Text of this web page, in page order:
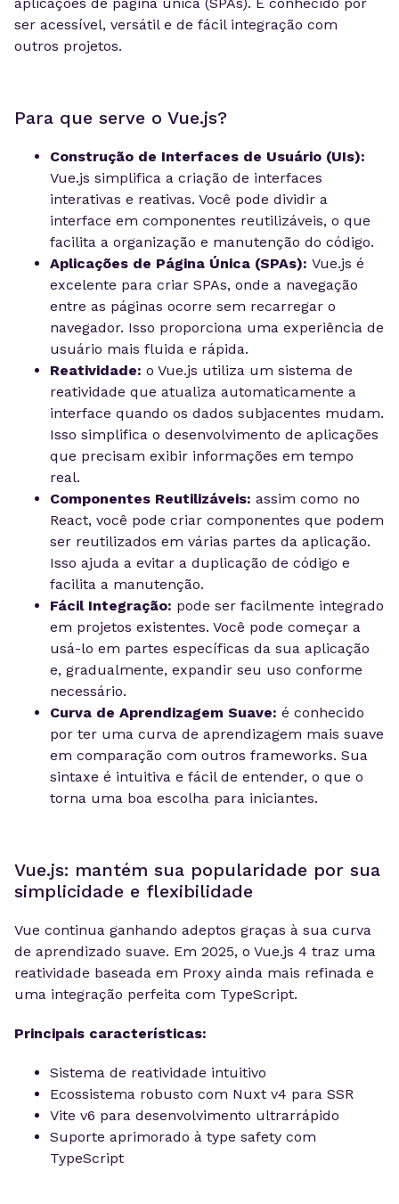
ser acessível, versátil e de fácil integração com
outros projetos.
Para que serve o Vue.js?
Construção de Interfaces de Usuário (UIs):
Vue.js simplifica a criação de interfaces
interativas e reativas. Você pode dividir a
interface em componentes reutilizáveis, o que
facilita a organização e manutenção do código.
Aplicações de Página Única (SPAs): Vue.js é
excelente para criar SPAs, onde a navegação
entre as páginas ocorre sem recarregar o
navegador. Isso proporciona uma experiência de
usuário mais fluida e rápida.
Reatividade: o Vue.js utiliza um sistema de
reatividade que atualiza automaticamente a
interface quando os dados subjacentes mudam.
Isso simplifica o desenvolvimento de aplicações
que precisam exibir informações em tempo
real.
Componentes Reutilizáveis: assim como no
React, você pode criar componentes que podem
ser reutilizados em várias partes da aplicação.
Isso ajuda a evitar a duplicação de código e
facilita a manutenção.
Fácil Integração: pode ser facilmente integrado
em projetos existentes. Você pode começar a
usá-lo em partes específicas da sua aplicação
e, gradualmente, expandir seu uso conforme
necessário.
Curva de Aprendizagem Suave: é conhecido
por ter uma curva de aprendizagem mais suave
em comparação com outros frameworks. Sua
sintaxe é intuitiva e fácil de entender, o que o
torna uma boa escolha para iniciantes.
Vue.js: mantém sua popularidade por sua
simplicidade e flexibilidade
Vue continua ganhando adeptos graças à sua curva
de aprendizado suave. Em 2025, o Vue.js 4 traz uma
reatividade baseada em Proxy ainda mais refinada e
uma integração perfeita com TypeScript.
Principais características:
Sistema de reatividade intuitivo
Ecossistema robusto com Nuxt v4 para SSR
Vite v6 para desenvolvimento ultrarrápido
Suporte aprimorado à type safety com
TypeScript